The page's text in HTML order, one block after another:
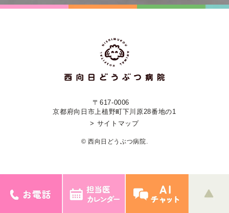
〒617-0006
京都府向日市上植野町下川原28番地の1
> サイトマップ
© 西向日どうぶつ病院.